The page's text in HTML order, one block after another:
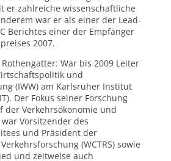
er zahlreiche wissenschaftliche
war er als einer der Lead-
Berichtes einer der Empfänger
2007.
War bis 2009 Leiter
und
(IWW) am Karlsruher Institut
Der Fokus seiner Forschung
der Verkehrsökonomie und
Vorsitzender des
und Präsident der
(WCTRS) sowie
und zeitweise auch